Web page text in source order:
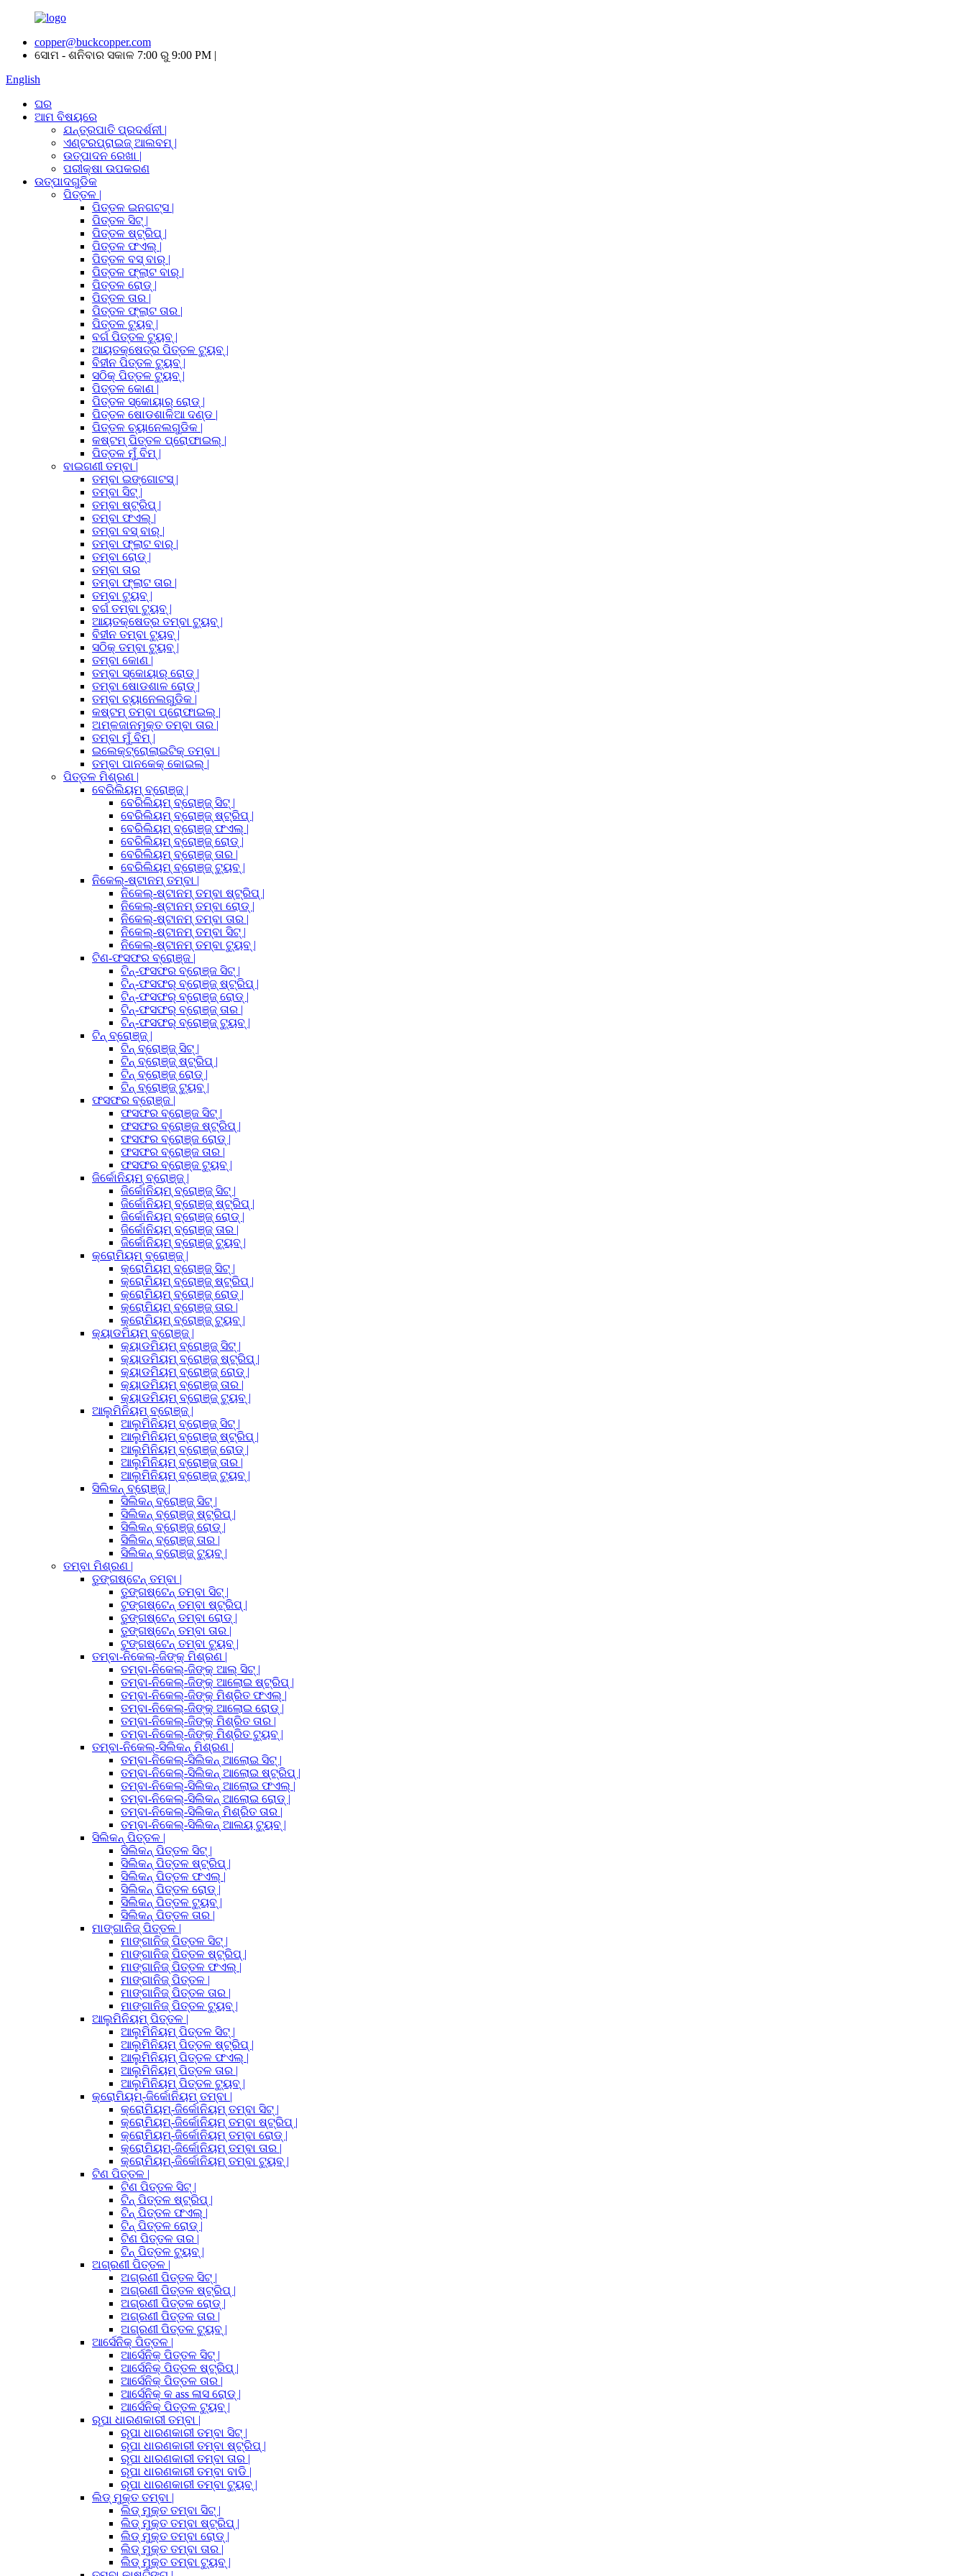
copper@buckcopper.com
ସୋମ - ଶନିବାର ସକାଳ 7:00 ରୁ 9:00 PM |
English
ଘର
ଆମ ବିଷୟରେ
ଯନ୍ତ୍ରପାତି ପ୍ରଦର୍ଶନୀ |
ଏଣ୍ଟରପ୍ରାଇଜ୍ ଆଲବମ୍ |
ଉତ୍ପାଦନ ରେଖା |
ପରୀକ୍ଷା ଉପକରଣ
ଉତ୍ପାଦଗୁଡିକ
ପିତ୍ତଳ |
ପିତ୍ତଳ ଇନଗଟ୍ସ |
ପିତ୍ତଳ ସିଟ୍ |
ପିତ୍ତଳ ଷ୍ଟ୍ରିପ୍ |
ପିତ୍ତଳ ଫଏଲ୍ |
ପିତ୍ତଳ ବସ୍ ବାର୍ |
ପିତ୍ତଳ ଫ୍ଲାଟ ବାର୍ |
ପିତ୍ତଳ ରୋଡ୍ |
ପିତ୍ତଳ ତାର |
ପିତ୍ତଳ ଫ୍ଲାଟ ତାର |
ପିତ୍ତଳ ଟ୍ୟୁବ୍ |
ବର୍ଗ ପିତ୍ତଳ ଟ୍ୟୁବ୍ |
ଆୟତକ୍ଷେତ୍ର ପିତ୍ତଳ ଟ୍ୟୁବ୍ |
ବିହୀନ ପିତ୍ତଳ ଟ୍ୟୁବ୍ |
ସଠିକ୍ ପିତ୍ତଳ ଟ୍ୟୁବ୍ |
ପିତ୍ତଳ କୋଣ |
ପିତ୍ତଳ ସ୍କୋୟାର୍ ରୋଡ୍ |
ପିତ୍ତଳ ଷୋଡଶାଳିଆ ଦଣ୍ଡ |
ପିତ୍ତଳ ଚ୍ୟାନେଲଗୁଡିକ |
କଷ୍ଟମ୍ ପିତ୍ତଳ ପ୍ରୋଫାଇଲ୍ |
ପିତ୍ତଳ ମୁଁ ବିମ୍ |
ବାଇଗଣୀ ତମ୍ବା |
ତମ୍ବା ଇଙ୍ଗୋଟସ୍ |
ତମ୍ବା ସିଟ୍ |
ତମ୍ବା ଷ୍ଟ୍ରିପ୍ |
ତମ୍ବା ଫଏଲ୍ |
ତମ୍ବା ବସ୍ ବାର୍ |
ତମ୍ବା ଫ୍ଲାଟ ବାର୍ |
ତମ୍ବା ରୋଡ୍ |
ତମ୍ବା ତାର
ତମ୍ବା ଫ୍ଲାଟ ତାର |
ତମ୍ବା ଟ୍ୟୁବ୍ |
ବର୍ଗ ତମ୍ବା ଟ୍ୟୁବ୍ |
ଆୟତକ୍ଷେତ୍ର ତମ୍ବା ଟ୍ୟୁବ୍ |
ବିହୀନ ତମ୍ବା ଟ୍ୟୁବ୍ |
ସଠିକ୍ ତମ୍ବା ଟ୍ୟୁବ୍ |
ତମ୍ବା କୋଣ |
ତମ୍ବା ସ୍କୋୟାର୍ ରୋଡ୍ |
ତମ୍ବା ଷୋଡଶାଳ ରୋଡ୍ |
ତମ୍ବା ଚ୍ୟାନେଲଗୁଡିକ |
କଷ୍ଟମ୍ ତମ୍ବା ପ୍ରୋଫାଇଲ୍ |
ଅମ୍ଳଜାନମୁକ୍ତ ତମ୍ବା ତାର |
ତମ୍ବା ମୁଁ ବିମ୍ |
ଇଲେକ୍ଟ୍ରୋଲାଇଟିକ୍ ତମ୍ବା |
ତମ୍ବା ପାନକେକ୍ କୋଇଲ୍ |
ପିତ୍ତଳ ମିଶ୍ରଣ |
ବେରିଲିୟମ୍ ବ୍ରୋଞ୍ଜ୍ |
ବେରିଲିୟମ୍ ବ୍ରୋଞ୍ଜ୍ ସିଟ୍ |
ବେରିଲିୟମ୍ ବ୍ରୋଞ୍ଜ୍ ଷ୍ଟ୍ରିପ୍ |
ବେରିଲିୟମ୍ ବ୍ରୋଞ୍ଜ୍ ଫଏଲ୍ |
ବେରିଲିୟମ୍ ବ୍ରୋଞ୍ଜ୍ ରୋଡ୍ |
ବେରିଲିୟମ୍ ବ୍ରୋଞ୍ଜ୍ ତାର |
ବେରିଲିୟମ୍ ବ୍ରୋଞ୍ଜ୍ ଟ୍ୟୁବ୍ |
ନିକେଲ୍-ଷ୍ଟାନମ୍ ତମ୍ବା |
ନିକେଲ୍-ଷ୍ଟାନମ୍ ତମ୍ବା ଷ୍ଟ୍ରିପ୍ |
ନିକେଲ୍-ଷ୍ଟାନମ୍ ତମ୍ବା ରୋଡ୍ |
ନିକେଲ୍-ଷ୍ଟାନମ୍ ତମ୍ବା ତାର |
ନିକେଲ୍-ଷ୍ଟାନମ୍ ତମ୍ବା ସିଟ୍ |
ନିକେଲ୍-ଷ୍ଟାନମ୍ ତମ୍ବା ଟ୍ୟୁବ୍ |
ଟିଣ-ଫସଫର ବ୍ରୋଞ୍ଜ |
ଟିନ୍-ଫସଫର ବ୍ରୋଞ୍ଜ ସିଟ୍ |
ଟିନ୍-ଫସଫର୍ ବ୍ରୋଞ୍ଜ୍ ଷ୍ଟ୍ରିପ୍ |
ଟିନ୍-ଫସଫର୍ ବ୍ରୋଞ୍ଜ୍ ରୋଡ୍ |
ଟିନ୍-ଫସଫର୍ ବ୍ରୋଞ୍ଜ୍ ତାର |
ଟିନ୍-ଫସଫର୍ ବ୍ରୋଞ୍ଜ୍ ଟ୍ୟୁବ୍ |
ଟିନ୍ ବ୍ରୋଞ୍ଜ୍ |
ଟିନ୍ ବ୍ରୋଞ୍ଜ୍ ସିଟ୍ |
ଟିନ୍ ବ୍ରୋଞ୍ଜ୍ ଷ୍ଟ୍ରିପ୍ |
ଟିନ୍ ବ୍ରୋଞ୍ଜ୍ ରୋଡ୍ |
ଟିନ୍ ବ୍ରୋଞ୍ଜ୍ ଟ୍ୟୁବ୍ |
ଫସଫର ବ୍ରୋଞ୍ଜ |
ଫସଫର ବ୍ରୋଞ୍ଜ ସିଟ୍ |
ଫସଫର ବ୍ରୋଞ୍ଜ ଷ୍ଟ୍ରିପ୍ |
ଫସଫର ବ୍ରୋଞ୍ଜ ରୋଡ୍ |
ଫସଫର ବ୍ରୋଞ୍ଜ ତାର |
ଫସଫର ବ୍ରୋଞ୍ଜ ଟ୍ୟୁବ୍ |
ଜିର୍କୋନିୟମ୍ ବ୍ରୋଞ୍ଜ୍ |
ଜିର୍କୋନିୟମ୍ ବ୍ରୋଞ୍ଜ୍ ସିଟ୍ |
ଜିର୍କୋନିୟମ୍ ବ୍ରୋଞ୍ଜ୍ ଷ୍ଟ୍ରିପ୍ |
ଜିର୍କୋନିୟମ୍ ବ୍ରୋଞ୍ଜ୍ ରୋଡ୍ |
ଜିର୍କୋନିୟମ୍ ବ୍ରୋଞ୍ଜ୍ ତାର |
ଜିର୍କୋନିୟମ୍ ବ୍ରୋଞ୍ଜ୍ ଟ୍ୟୁବ୍ |
କ୍ରୋମିୟମ୍ ବ୍ରୋଞ୍ଜ୍ |
କ୍ରୋମିୟମ୍ ବ୍ରୋଞ୍ଜ୍ ସିଟ୍ |
କ୍ରୋମିୟମ୍ ବ୍ରୋଞ୍ଜ୍ ଷ୍ଟ୍ରିପ୍ |
କ୍ରୋମିୟମ୍ ବ୍ରୋଞ୍ଜ୍ ରୋଡ୍ |
କ୍ରୋମିୟମ୍ ବ୍ରୋଞ୍ଜ୍ ତାର |
କ୍ରୋମିୟମ୍ ବ୍ରୋଞ୍ଜ୍ ଟ୍ୟୁବ୍ |
କ୍ୟାଡମିୟମ୍ ବ୍ରୋଞ୍ଜ୍ |
କ୍ୟାଡମିୟମ୍ ବ୍ରୋଞ୍ଜ୍ ସିଟ୍ |
କ୍ୟାଡମିୟମ୍ ବ୍ରୋଞ୍ଜ୍ ଷ୍ଟ୍ରିପ୍ |
କ୍ୟାଡମିୟମ୍ ବ୍ରୋଞ୍ଜ୍ ରୋଡ୍ |
କ୍ୟାଡମିୟମ୍ ବ୍ରୋଞ୍ଜ୍ ତାର |
କ୍ୟାଡମିୟମ୍ ବ୍ରୋଞ୍ଜ୍ ଟ୍ୟୁବ୍ |
ଆଲୁମିନିୟମ୍ ବ୍ରୋଞ୍ଜ୍ |
ଆଲୁମିନିୟମ୍ ବ୍ରୋଞ୍ଜ୍ ସିଟ୍ |
ଆଲୁମିନିୟମ୍ ବ୍ରୋଞ୍ଜ୍ ଷ୍ଟ୍ରିପ୍ |
ଆଲୁମିନିୟମ୍ ବ୍ରୋଞ୍ଜ୍ ରୋଡ୍ |
ଆଲୁମିନିୟମ୍ ବ୍ରୋଞ୍ଜ୍ ତାର |
ଆଲୁମିନିୟମ୍ ବ୍ରୋଞ୍ଜ୍ ଟ୍ୟୁବ୍ |
ସିଲିକନ୍ ବ୍ରୋଞ୍ଜ୍ |
ସିଲିକନ୍ ବ୍ରୋଞ୍ଜ୍ ସିଟ୍ |
ସିଲିକନ୍ ବ୍ରୋଞ୍ଜ୍ ଷ୍ଟ୍ରିପ୍ |
ସିଲିକନ୍ ବ୍ରୋଞ୍ଜ୍ ରୋଡ୍ |
ସିଲିକନ୍ ବ୍ରୋଞ୍ଜ୍ ତାର |
ସିଲିକନ୍ ବ୍ରୋଞ୍ଜ୍ ଟ୍ୟୁବ୍ |
ତମ୍ବା ମିଶ୍ରଣ |
ତୁଙ୍ଗଷ୍ଟେନ୍ ତମ୍ବା |
ତୁଙ୍ଗଷ୍ଟେନ୍ ତମ୍ବା ସିଟ୍ |
ଟୁଙ୍ଗଷ୍ଟେନ୍ ତମ୍ବା ଷ୍ଟ୍ରିପ୍ |
ତୁଙ୍ଗଷ୍ଟେନ୍ ତମ୍ବା ରୋଡ୍ |
ତୁଙ୍ଗଷ୍ଟେନ୍ ତମ୍ବା ତାର |
ଟୁଙ୍ଗଷ୍ଟେନ୍ ତମ୍ବା ଟ୍ୟୁବ୍ |
ତମ୍ବା-ନିକେଲ୍-ଜିଙ୍କ୍ ମିଶ୍ରଣ |
ତମ୍ବା-ନିକେଲ୍-ଜିଙ୍କ୍ ଆଲ୍ ସିଟ୍ |
ତମ୍ବା-ନିକେଲ୍-ଜିଙ୍କ୍ ଆଲୋଇ ଷ୍ଟ୍ରିପ୍ |
ତମ୍ବା-ନିକେଲ୍-ଜିଙ୍କ୍ ମିଶ୍ରିତ ଫଏଲ୍ |
ତମ୍ବା-ନିକେଲ୍-ଜିଙ୍କ୍ ଆଲୋଇ ରୋଡ୍ |
ତମ୍ବା-ନିକେଲ୍-ଜିଙ୍କ୍ ମିଶ୍ରିତ ତାର |
ତମ୍ବା-ନିକେଲ୍-ଜିଙ୍କ୍ ମିଶ୍ରିତ ଟ୍ୟୁବ୍ |
ତମ୍ବା-ନିକେଲ୍-ସିଲିକନ୍ ମିଶ୍ରଣ |
ତମ୍ବା-ନିକେଲ୍-ସିଲିକନ୍ ଆଲୋଇ ସିଟ୍ |
ତମ୍ବା-ନିକେଲ୍-ସିଲିକନ୍ ଆଲୋଇ ଷ୍ଟ୍ରିପ୍ |
ତମ୍ବା-ନିକେଲ୍-ସିଲିକନ୍ ଆଲୋଇ ଫଏଲ୍ |
ତମ୍ବା-ନିକେଲ୍-ସିଲିକନ୍ ଆଲୋଇ ରୋଡ୍ |
ତମ୍ବା-ନିକେଲ୍-ସିଲିକନ୍ ମିଶ୍ରିତ ତାର |
ତମ୍ବା-ନିକେଲ୍-ସିଲିକନ୍ ଆଲୟ ଟ୍ୟୁବ୍ |
ସିଲିକନ୍ ପିତ୍ତଳ |
ସିଲିକନ୍ ପିତ୍ତଳ ସିଟ୍ |
ସିଲିକନ୍ ପିତ୍ତଳ ଷ୍ଟ୍ରିପ୍ |
ସିଲିକନ୍ ପିତ୍ତଳ ଫଏଲ୍ |
ସିଲିକନ୍ ପିତ୍ତଳ ରୋଡ୍ |
ସିଲିକନ୍ ପିତ୍ତଳ ଟ୍ୟୁବ୍ |
ସିଲିକନ୍ ପିତ୍ତଳ ତାର |
ମାଙ୍ଗାନିଜ୍ ପିତ୍ତଳ |
ମାଙ୍ଗାନିଜ୍ ପିତ୍ତଳ ସିଟ୍ |
ମାଙ୍ଗାନିଜ୍ ପିତ୍ତଳ ଷ୍ଟ୍ରିପ୍ |
ମାଙ୍ଗାନିଜ୍ ପିତ୍ତଳ ଫଏଲ୍ |
ମାଙ୍ଗାନିଜ୍ ପିତ୍ତଳ |
ମାଙ୍ଗାନିଜ୍ ପିତ୍ତଳ ତାର |
ମାଙ୍ଗାନିଜ୍ ପିତ୍ତଳ ଟ୍ୟୁବ୍ |
ଆଲୁମିନିୟମ୍ ପିତ୍ତଳ |
ଆଲୁମିନିୟମ୍ ପିତ୍ତଳ ସିଟ୍ |
ଆଲୁମିନିୟମ୍ ପିତ୍ତଳ ଷ୍ଟ୍ରିପ୍ |
ଆଲୁମିନିୟମ୍ ପିତ୍ତଳ ଫଏଲ୍ |
ଆଲୁମିନିୟମ୍ ପିତ୍ତଳ ତାର |
ଆଲୁମିନିୟମ୍ ପିତ୍ତଳ ଟ୍ୟୁବ୍ |
କ୍ରୋମିୟମ୍-ଜିର୍କୋନିୟମ୍ ତମ୍ବା |
କ୍ରୋମିୟମ୍-ଜିର୍କୋନିୟମ୍ ତମ୍ବା ସିଟ୍ |
କ୍ରୋମିୟମ୍-ଜିର୍କୋନିୟମ୍ ତମ୍ବା ଷ୍ଟ୍ରିପ୍ |
କ୍ରୋମିୟମ୍-ଜିର୍କୋନିୟମ୍ ତମ୍ବା ରୋଡ୍ |
କ୍ରୋମିୟମ୍-ଜିର୍କୋନିୟମ୍ ତମ୍ବା ତାର |
କ୍ରୋମିୟମ୍-ଜିର୍କୋନିୟମ୍ ତମ୍ବା ଟ୍ୟୁବ୍ |
ଟିଣ ପିତ୍ତଳ |
ଟିଣ ପିତ୍ତଳ ସିଟ୍ |
ଟିନ୍ ପିତ୍ତଳ ଷ୍ଟ୍ରିପ୍ |
ଟିନ୍ ପିତ୍ତଳ ଫଏଲ୍ |
ଟିନ୍ ପିତ୍ତଳ ରୋଡ୍ |
ଟିଣ ପିତ୍ତଳ ତାର |
ଟିନ୍ ପିତ୍ତଳ ଟ୍ୟୁବ୍ |
ଅଗ୍ରଣୀ ପିତ୍ତଳ |
ଅଗ୍ରଣୀ ପିତ୍ତଳ ସିଟ୍ |
ଅଗ୍ରଣୀ ପିତ୍ତଳ ଷ୍ଟ୍ରିପ୍ |
ଅଗ୍ରଣୀ ପିତ୍ତଳ ରୋଡ୍ |
ଅଗ୍ରଣୀ ପିତ୍ତଳ ତାର |
ଅଗ୍ରଣୀ ପିତ୍ତଳ ଟ୍ୟୁବ୍ |
ଆର୍ସେନିକ୍ ପିତ୍ତଳ |
ଆର୍ସେନିକ୍ ପିତ୍ତଳ ସିଟ୍ |
ଆର୍ସେନିକ୍ ପିତ୍ତଳ ଷ୍ଟ୍ରିପ୍ |
ଆର୍ସେନିକ୍ ପିତ୍ତଳ ତାର |
ଆର୍ସେନିକ୍ କ ass ଳାସ ରୋଡ୍ |
ଆର୍ସେନିକ୍ ପିତ୍ତଳ ଟ୍ୟୁବ୍ |
ରୂପା ଧାରଣକାରୀ ତମ୍ବା |
ରୂପା ଧାରଣକାରୀ ତମ୍ବା ସିଟ୍ |
ରୂପା ଧାରଣକାରୀ ତମ୍ବା ଷ୍ଟ୍ରିପ୍ |
ରୂପା ଧାରଣକାରୀ ତମ୍ବା ତାର |
ରୂପା ଧାରଣକାରୀ ତମ୍ବା ବାଡି |
ରୂପା ଧାରଣକାରୀ ତମ୍ବା ଟ୍ୟୁବ୍ |
ଲିଡ୍ ମୁକ୍ତ ତମ୍ବା |
ଲିଡ୍ ମୁକ୍ତ ତମ୍ବା ସିଟ୍ |
ଲିଡ୍ ମୁକ୍ତ ତମ୍ବା ଷ୍ଟ୍ରିପ୍ |
ଲିଡ୍ ମୁକ୍ତ ତମ୍ବା ରୋଡ୍ |
ଲିଡ୍ ମୁକ୍ତ ତମ୍ବା ତାର |
ଲିଡ୍ ମୁକ୍ତ ତମ୍ବା ଟ୍ୟୁବ୍ |